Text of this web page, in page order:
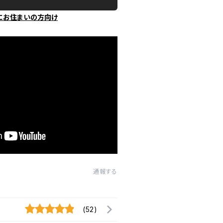
お住まいの方向け
通報する
(52)